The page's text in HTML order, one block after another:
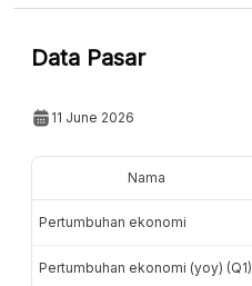
Data Pasar
11 June 2026
Nama
Pertumbuhan ekonomi
Pertumbuhan ekonomi (yoy) (Q1)